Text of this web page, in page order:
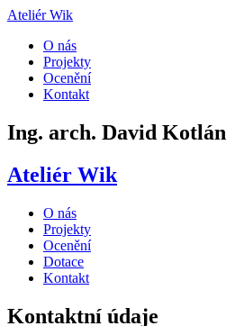
Ateliér Wik
O nás
Projekty
Ocenění
Kontakt
Ing. arch. David Kotlán
Ateliér Wik
O nás
Projekty
Ocenění
Dotace
Kontakt
Kontaktní údaje